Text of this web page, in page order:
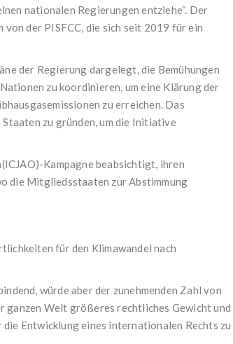
nationalen Regierungen entziehe“. Der
der PISFCC, die sich seit 2019 für ein
der Regierung dargelegt, die Bemühungen
zu koordinieren, um eine Klärung der
zu erreichen. Das
zu gründen, um die Initiative
Kampagne beabsichtigt, ihren
die Mitgliedsstaaten zur Abstimmung
für den Klimawandel nach
würde aber der zunehmenden Zahl von
ganzen Welt größeres rechtliches Gewicht und
Entwicklung eines internationalen Rechts zu